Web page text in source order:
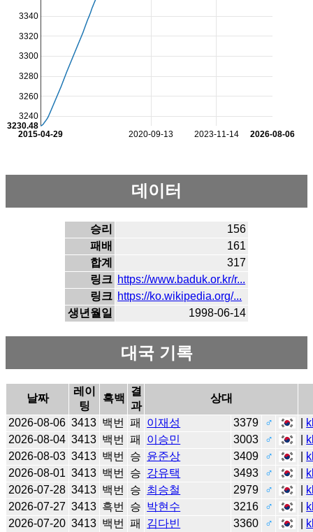
2020-09-13 2023-11-14
2015-04-29 2026-08-06
3240
3260
3280
3300
3320
3340
3230.48
데이터
승리
156
패배
161
합계
317
링크 https://www.baduk.or.kr/r...
링크 https://ko.wikipedia.org/...
생년월일
1998-06-14
대국 기록
날짜
레이
팅
흑백
결
과
상대
2026-08-06 3413 백번 패 이재성 3379 ♂
2026-08-04 3413 백번 패 이승민 3003 ♂
2026-08-03 3413 백번 승 윤준상 3409 ♂
2026-08-01 3413 백번 승 강유택 3493 ♂
2026-07-28 3413 백번 승 최승철 2979 ♂
2026-07-27 3413 흑번 승 박현수 3216 ♂
2026-07-20 3413 백번 패 김다빈 3360 ♂